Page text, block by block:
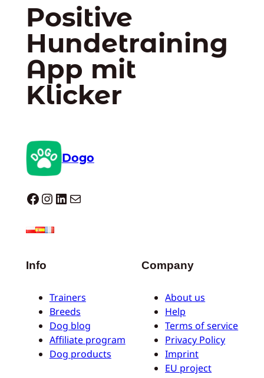
Positive
Hundetraining
App mit
Klicker
Dogo
Dogo facebook InstagramLinkedIn E-Mail
Info
Trainers
Breeds
Dog blog
Affiliate program
Dog products
Company
About us
Help
Terms of service
Privacy Policy
Imprint
EU project